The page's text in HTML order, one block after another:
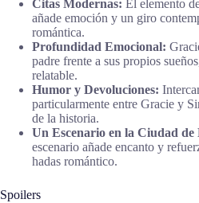
Citas Modernas: El elemento
añade emoción y un giro
romántica.
Profundidad Emocional:
padre frente a sus propios
relatable.
Humor y Devoluciones:
particularmente entre Gracie y
de la historia.
Un Escenario en la Ciudad de
escenario añade encanto y
hadas romántico.
Spoilers